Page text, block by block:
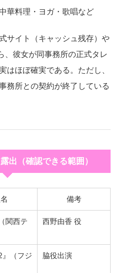
華料理・ヨガ・歌唱など
サイト（キャッシュ残存）や
彼女が同事務所の正式タレ
はほぼ確実である。ただし、
務所との契約が終了している
出（確認できる範囲）
備考
関西テ
西野由香 役
』（フジ
脇役出演